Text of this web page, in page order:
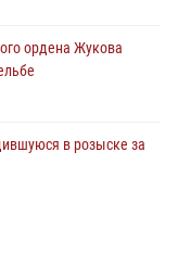
ордена Жукова
в розыске за